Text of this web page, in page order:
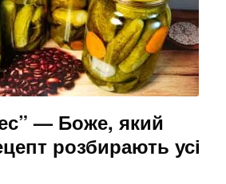
— Боже, який
розбирають усі